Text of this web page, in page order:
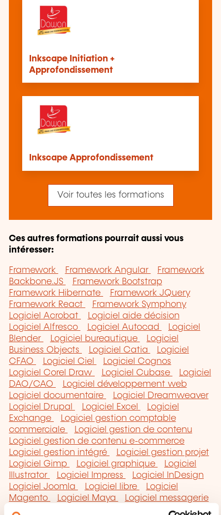
Inkscape Initiation +
Approfondissement
Inkscape Approfondissement
Voir toutes les formations
Ces autres formations pourrait aussi vous
intéresser:
Framework Framework Angular
Framework
Backbone.JS
Framework Bootstrap
Framework Hibernate
Framework JQuery
Framework React
Framework Symphony
Logiciel Acrobat
Logiciel aide décision
Logiciel Alfresco
Logiciel Autocad
Logiciel
Blender
Logiciel bureautique
Logiciel
Business Objects
Logiciel Catia
Logiciel
CFAO
Logiciel Ciel
Logiciel Cognos
Logiciel Corel Draw
Logiciel Cubase
Logiciel
DAO/CAO
Logiciel développement web
Logiciel documentaire
Logiciel Dreamweaver
Logiciel Drupal
Logiciel Excel
Logiciel
Exchange
Logiciel gestion comptable
commerciale
Logiciel gestion de contenu
Logiciel gestion de contenu e-commerce
Logiciel gestion intégré
Logiciel gestion projet
Logiciel Gimp
Logiciel graphique
Logiciel
Illustrator
Logiciel Impress
Logiciel InDesign
Logiciel Joomla
Logiciel libre
Logiciel
Magento
Logiciel Maya
Logiciel messagerie
électronique
Logiciel